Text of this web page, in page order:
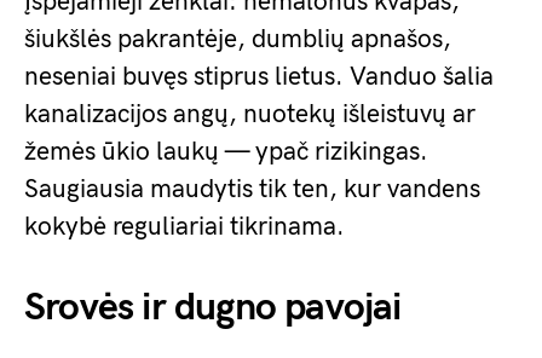
šiukšlės pakrantėje, dumblių apnašos,
neseniai buvęs stiprus lietus. Vanduo šalia
kanalizacijos angų, nuotekų išleistuvų ar
žemės ūkio laukų — ypač rizikingas.
Saugiausia maudytis tik ten, kur vandens
kokybė reguliariai tikrinama.
Srovės ir dugno pavojai